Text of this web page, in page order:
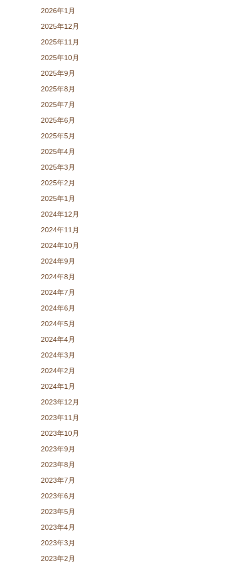
2026年1月
2025年12月
2025年11月
2025年10月
2025年9月
2025年8月
2025年7月
2025年6月
2025年5月
2025年4月
2025年3月
2025年2月
2025年1月
2024年12月
2024年11月
2024年10月
2024年9月
2024年8月
2024年7月
2024年6月
2024年5月
2024年4月
2024年3月
2024年2月
2024年1月
2023年12月
2023年11月
2023年10月
2023年9月
2023年8月
2023年7月
2023年6月
2023年5月
2023年4月
2023年3月
2023年2月